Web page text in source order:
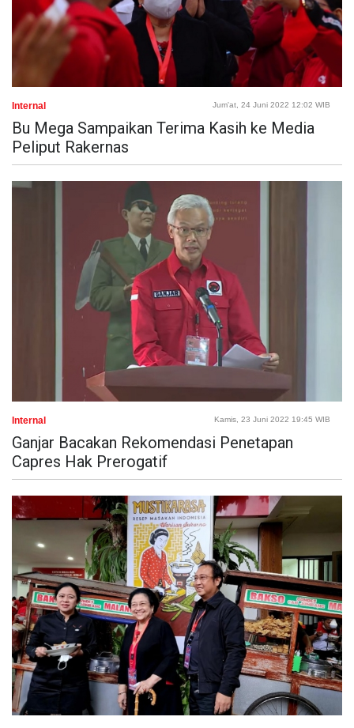
Internal Jum'at, 24 Juni 2022 12:02 WIB
Bu Mega Sampaikan Terima Kasih ke Media
Peliput Rakernas
Internal Kamis, 23 Juni 2022 19:45 WIB
Ganjar Bacakan Rekomendasi Penetapan
Capres Hak Prerogatif